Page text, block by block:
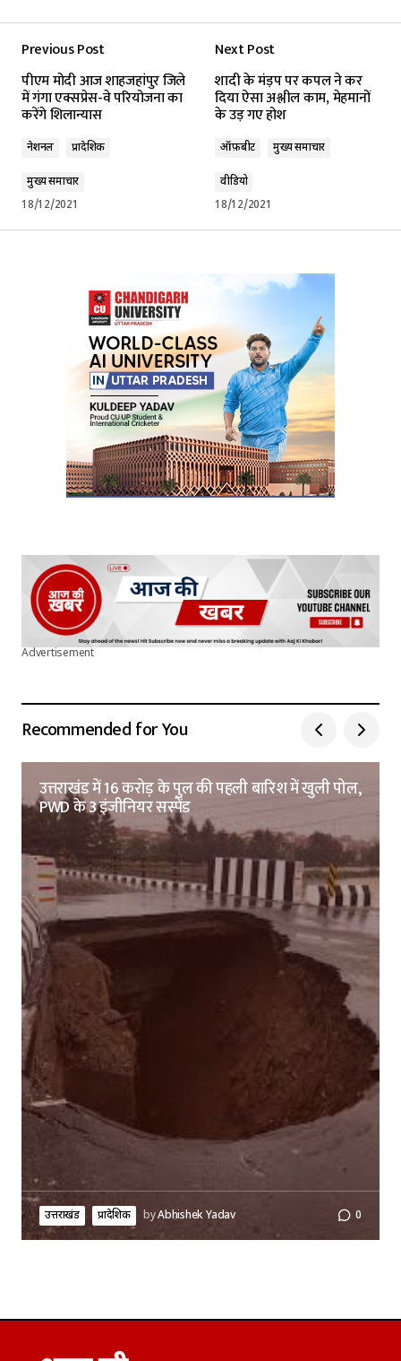
Previous Post
पीएम मोदी आज शाहजहांपुर जिले
में गंगा एक्सप्रेस-वे परियोजना का
करेंगे शिलान्यास
नेशनल प्रादेशिक
मुख्य समाचार
18/12/2021
Next Post
शादी के मंड़प पर कपल ने कर
दिया ऐसा अश्लील काम, मेहमानों
के उड़ गए होश
ऑफ़बीट मुख्य समाचार
वीडियो
18/12/2021
Advertisement
Recommended for You
उत्तराखंड में 16 करोड़ के पुल की पहली बारिश में खुली पोल,
PWD के 3 इंजीनियर सस्पेंड
उत्तराखंड प्रादेशिक byAbhishek Yadav 0